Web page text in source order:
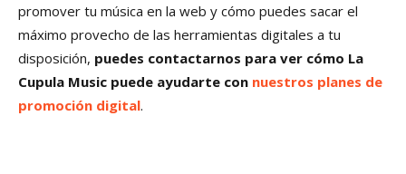
promover tu música en la web y cómo puedes sacar el
máximo provecho de las herramientas digitales a tu
disposición, puedes contactarnos para ver cómo La
Cupula Music puede ayudarte con nuestros planes de
promoción digital.